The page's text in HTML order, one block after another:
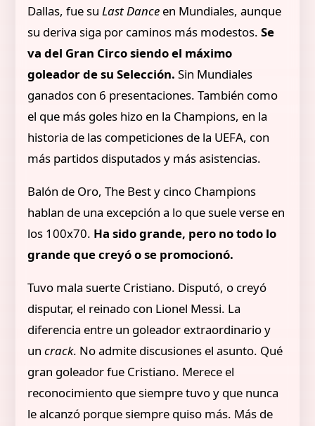
Dallas, fue su Last Dance en Mundiales, aunque
su deriva siga por caminos más modestos.Se
va del Gran Circo siendo el máximo
goleador de su Selección. Sin Mundiales
ganados con 6 presentaciones. También como
el que más goles hizo en la Champions, en la
historia de las competiciones de la UEFA, con
más partidos disputados y más asistencias.
Balón de Oro, The Best y cinco Champions
hablan de una excepción a lo que suele verse en
los 100x70. Ha sido grande, pero no todo lo
grande que creyó o se promocionó.
Tuvo mala suerte Cristiano. Disputó, o creyó
disputar, el reinado con Lionel Messi. La
diferencia entre un goleador extraordinario y
uncrack. No admite discusiones el asunto. Qué
gran goleador fue Cristiano. Merece el
reconocimiento que siempre tuvo y que nunca
le alcanzó porque siempre quiso más. Más de